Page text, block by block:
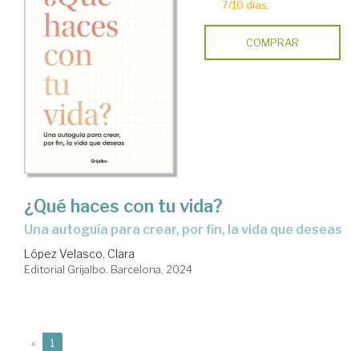
7/10 días.
COMPRAR
¿Qué haces con tu vida?
una autoguía para crear, por fin, la vida que deseas
López Velasco, Clara
Editorial Grijalbo. Barcelona, 2024
« 1